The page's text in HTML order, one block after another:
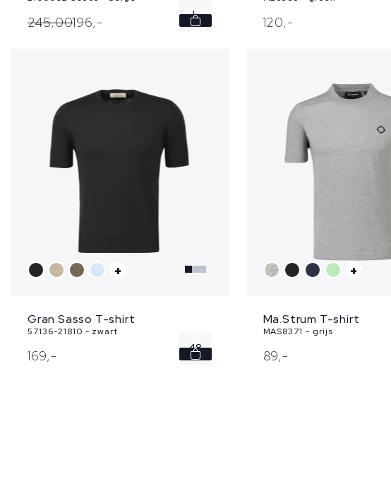
245,00196,- L 120,-
+
Gran Sasso T-shirt
57136-21810 - zwart
169,- 48
+
Ma.Strum T-shirt
MAS8371 - grijs
89,-